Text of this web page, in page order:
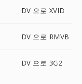
DV 으로 XVID
DV 으로 RMVB
DV 으로 3G2